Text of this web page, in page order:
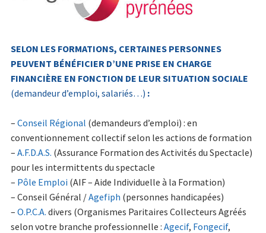
Studio d’Enregistrement
Infos pratiques
L’été des adhérents !
Photos
Services
Service Vidéo
Sonorisation & enregistrement
d’événement
Répétition
SELON LES FORMATIONS, CERTAINES PERSONNES
PEUVENT BÉNÉFICIER D’UNE PRISE EN CHARGE
FINANCIÈRE EN FONCTION DE LEUR SITUATION SOCIALE
(demandeur d’emploi, salariés…) :
– Conseil Régional (demandeurs d’emploi) : en
conventionnement collectif selon les actions de formation
– A.F.D.A.S. (Assurance Formation des Activités du Spectacle)
pour les intermittents du spectacle
– Pôle Emploi (AIF – Aide Individuelle à la Formation)
– Conseil Général /Agefiph (personnes handicapées)
– O.P.C.A. divers (Organismes Paritaires Collecteurs Agréés
selon votre branche professionnelle : Agecif, Fongecif,